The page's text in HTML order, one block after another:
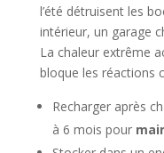
l’été détruisent les
intérieur, un garage
La chaleur extrême
bloque les réactions
Recharger après
à 6 mois pour